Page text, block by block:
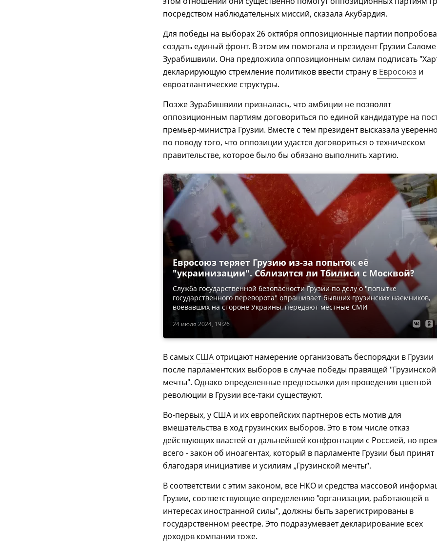
посредством наблюдательных миссий, сказала Акубардия.
Для победы на выборах 26 октября оппозиционные партии
создать единый фронт. В этом им помогала и президент Грузии Саломе
Зурабишвили. Она предложила оппозиционным силам подписать
декларирующую стремление политиков ввести страну в Евросоюз и
евроатлантические структуры.
Позже Зурабишвили призналась, что амбиции не позволят
оппозиционным партиям договориться по единой кандидатуре на
премьер-министра Грузии. Вместе с тем президент высказала
по поводу того, что оппозиции удастся договориться о техническом
правительстве, которое было бы обязано выполнить хартию.
24 июля 2024, 19:26
Евросоюз теряет Грузию из-за попыток её
"украинизации". Сблизится ли Тбилиси с Москвой?
Служба государственной безопасности Грузии по делу о "попытке
государственного переворота" опрашивает бывших грузинских наемников,
воевавших на стороне Украины, передают местные СМИ
В самых США отрицают намерение организовать беспорядки в Грузии
после парламентских выборов в случае победы правящей "Грузинской
мечты". Однако определенные предпосылки для проведения цветной
революции в Грузии все-таки существуют.
Во-первых, у США и их европейских партнеров есть мотив для
вмешательства в ход грузинских выборов. Это в том числе отказ
действующих властей от дальнейшей конфронтации с Россией, но
всего - закон об иноагентах, который в парламенте Грузии был принят
благодаря инициативе и усилиям „Грузинской мечты“.
В соответствии с этим законом, все НКО и средства массовой
Грузии, соответствующие определению "организации, работающей в
интересах иностранной силы", должны быть зарегистрированы в
государственном реестре. Это подразумевает декларирование всех
доходов компании тоже.